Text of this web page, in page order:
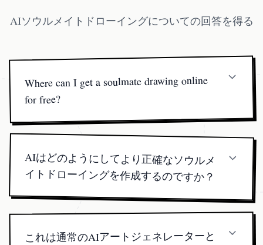
AIソウルメイトドローイングについての回答を得る
Where can I get a soulmate drawing online
for free?
soulmate drawing online—hand-finished by an artist after
$19.99 (or as low as US $1 each in bulk packs). This
small fee lets us blend human artistry with AI to "draw
AIはどのようにしてより正確なソウルメ
イトドローイングを作成するのですか？
ートを生成します。
これは通常のAIアートジェネレーターと